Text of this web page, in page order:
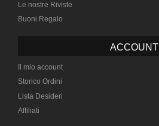
Le nostre Riviste
Buoni Regalo
ACCOUNT
Il mio account
Storico Ordini
Lista Desideri
Affiliati